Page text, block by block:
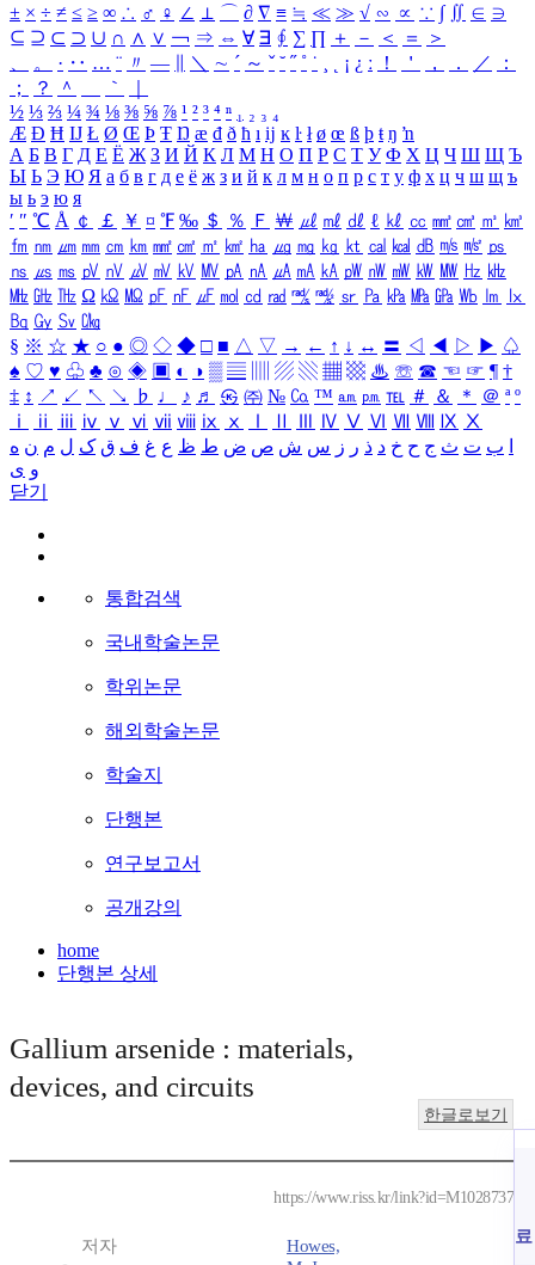
± × ÷ ≠ ≤ ≥ ∞ ∴ ♂ ♀ ∠ ⊥ ⌒ ∂ ∇ ≡ ≒ ≪ ≫ √ ∽ ∝ ∵ ∫ ∬ ∈ ∋
⊆ ⊇ ⊂ ⊃ ∪ ∩ ∧ ∨ ￢ ⇒ ⇔ ∀ ∃ ∮ ∑ ∏ ＋ － ＜ ＝
＞
、
。 · ‥ … ¨ 〃 ― ＼ ∼ ´ ～ ˇ ˘ ˝ ˚ ˙ ¸ ¡ ¿ ː ！ ＇ ， ． ／
：
；
？ ＾ ｀
½ ⅓ ⅔ ¼ ¾ ⅛ ⅜ ⅝ ⅞ ¹ ² ³ ⁴ ⁿ ₁ ₂ ₃ ₄
Æ Ð Ħ Ĳ Ł Ø Œ Þ Ŧ Ŋ æ đ ð ħ ı ĳ ĸ ŀ ł ø œ ß þ ŧ ŋ ŉ
А Б В Г Д Е Ё Ж З И Й К Л М Н О П Р С Т У Ф Х Ц Ч Ш Щ Ъ
Ы Ь Э Ю Я а б в г д е ё ж з и й к л м н о п р с т у ф х ц ч ш щ ъ
ы ь э ю я
′ ″ ℃ Å ￠ ￡ ￥ ¤ ℉ ‰ ＄ ％ Ｆ ￦ ㎕ ㎖ ㎗ ℓ ㎘ ㏄ ㎣ ㎤ ㎥ ㎦
㎙ ㎚ ㎛ ㎜ ㎝ ㎞ ㎟ ㎠ ㎡ ㎢ ㏊ ㎍ ㎎ ㎏ ㏏ ㎈ ㎉ ㏈ ㎧ ㎨ ㎰
㎱ ㎲ ㎳ ㎴ ㎵ ㎶ ㎷ ㎸ ㎹ ㎀ ㎁ ㎂ ㎃ ㎄ ㎺ ㎻ ㎽ ㎾ ㎿ ㎐ ㎑
㎒ ㎓ ㎔ Ω ㏀ ㏁ ㎊ ㎋ ㎌ ㏖ ㏅ ㎭ ㎮ ㎯ ㏛ ㎩ ㎪ ㎫ ㎬ ㏝ ㏐
㏓
㏃ ㏉ ㏜ ㏆
§ ※ ☆ ★ ○ ● ◎ ◇ ◆ □ ■ △ ▽ → ← ↑ ↓ ↔ 〓 ◁ ◀ ▷ ▶ ♤
♠ ♡ ♥ ♧ ♣ ⊙ ◈ ▣ ◐ ◑ ▒ ▤ ▨ ▧ ▦ ▩ ♨ ☏ ☎ ☜ ☞ ¶ †
‡ ↕ ↗ ↙ ↖ ↘ ♭ ♩ ♪ ♬ ㉿ ㈜ № ㏇ ™ ㏂ ㏘ ℡ ＃ ＆ ＊ ＠ ª º
ⅰ
ⅱ ⅲ ⅳ ⅴ ⅵ ⅶ ⅷ ⅸ ⅹ Ⅳ Ⅴ Ⅵ Ⅶ Ⅷ Ⅸ Ⅹ
ب ت ث ج ح خ د ذ ر ز س ش ص ض ط ظ ع غ ف ق ک ل م ن ه
و ی
닫기
통합검색
국내학술논문
학위논문
해외학술논문
학술지
단행본
연구보고서
공개강의
home
단행본 상세
Gallium arsenide : materials,
devices, and circuits
한글로보기
https://www.riss.kr/link?id=M1028737
저자
Howes,
료